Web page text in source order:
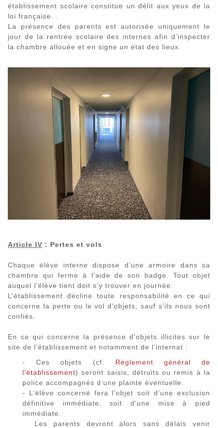
établissement scolaire constitue un délit aux yeux de la
loi française. .
La présence des parents est autorisée uniquement le
jour de la rentrée scolaire des internes afin d’inspecter
la chambre allouée et en signe un état des lieux.
Article IV : Pertes et vols
Chaque élève interne dispose d’une armoire dans sa
chambre qui ferme à l’aide de son badge. Tout objet
auquel l’élève tient doit s’y trouver en journée.
L’établissement décline toute responsabilité en ce qui
concerne la perte ou le vol d’objets, sauf s’ils nous sont
confiés.
En ce qui concerne la présence d’objets illicites sur le
site de l’établissement et notamment de l’internat :
- Ces objets (cf. Règlement général de
l’établissement) seront saisis, détruits ou remis à la
police accompagnés d’une plainte éventuelle.
- L’élève concerné fera l’objet soit d’une exclusion
définitive immédiate, soit d’une mise à pied
immédiate.
Les parents devront alors sans délais venir